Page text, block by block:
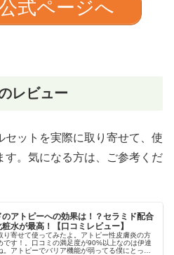
式ページへ
レビュー
セットを実際に取り寄せて、使
す。気になる方は、ご参考くだ
のアトピーへの効果は！？セラミド配合
水が最高！【口コミレビュー】
り寄せて使ってみたよ。アトピー性皮膚炎の方
です！。口コミの満足度が90%以上なのは伊達
。アトピーでバリア機能が弱ってる僕にとっ